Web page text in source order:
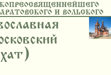
И ВОЛЬСКОГО